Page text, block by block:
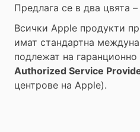
Предлага се в два цвята
Всички Apple продукти
имат стандартна
подлежат на
Authorized Service
центрове на Apple).